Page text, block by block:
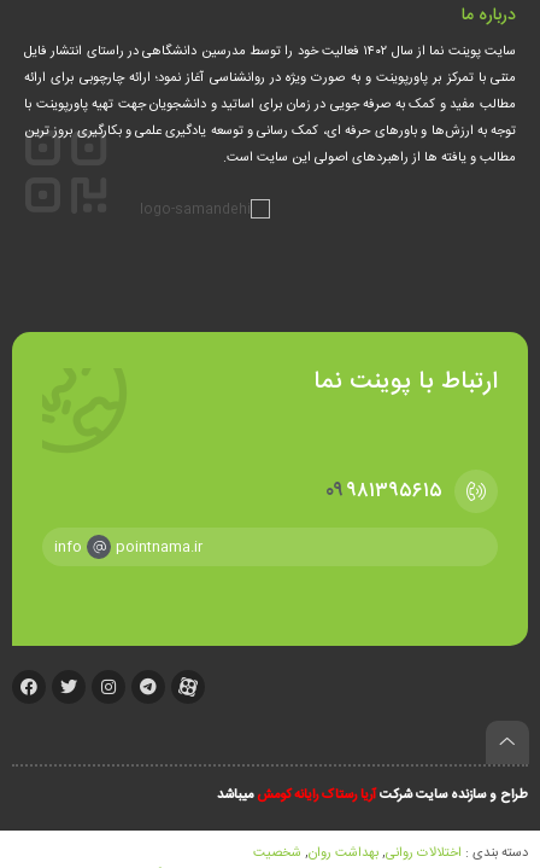
درباره ما
سایت پوینت نما از سال ۱۴۰۲ فعالیت خود را توسط مدرسین دانشگاهی در راستای انتشار فایل
متنی با تمرکز بر پاورپوینت و به صورت ویژه در روانشناسی آغاز نمود؛ ارائه چارچوبی برای ارائه
مطالب مفید و کمک‌ به صرفه جویی در زمان برای اساتید و دانشجویان جهت تهیه پاورپوینت با
توجه به ارزش‌ها و باورهای حرفه ای، کمک‌ رسانی و توسعه یادگیری علمی و بکارگیری بروز ترین
مطالب و یافته ها از راهبردهای اصولی این سایت است.
ارتباط با پوینت نما
۰۹۹۸۱۳۹۵۶۱۵
info pointnama.ir
طراح و سازنده سایت شرکتآریا رستاک رایانه کومشمیباشد
دسته بندی : اختلالات روانی,بهداشت روان, شخصیت